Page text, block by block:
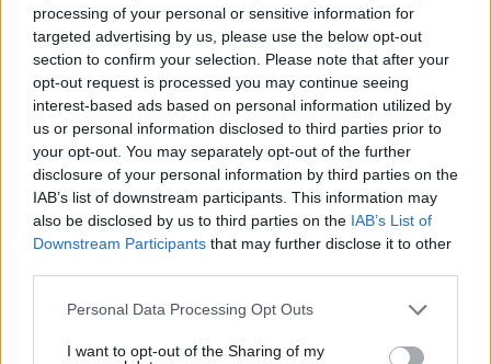
processing of your personal or sensitive information for
targeted advertising by us, please use the below opt-out
section to confirm your selection. Please note that after your
opt-out request is processed you may continue seeing
interest-based ads based on personal information utilized by
us or personal information disclosed to third parties prior to
your opt-out. You may separately opt-out of the further
disclosure of your personal information by third parties on the
IAB’s list of downstream participants. This information may
also be disclosed by us to third parties on the IAB’s List of
Downstream Participants that may further disclose it to other
Please note that this website/app uses one or more Google
not limited to your visit or usage behaviour. You may click to
Personal Data Processing Opt Outs
I want to opt-out of the Sharing of my
Οι «Πράσινες Μπότες»: 30 χρόνια
μετά, το Έβερεστ μπορεί να δώσει
πίσω έναν από τους νεκρούς του
08.08.2026, 21:49 21
Games